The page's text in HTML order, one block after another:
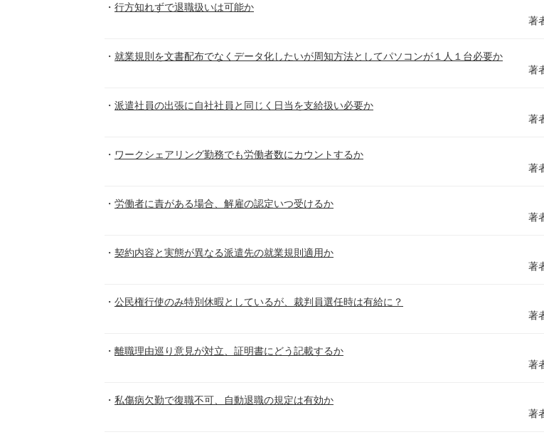
行方知れずで退職扱いは可能か
著
就業規則を文書配布でなくデータ化したいが周知方法としてパソコンが１人１台必要か
著
派遣社員の出張に自社社員と同じく日当を支給扱い必要か
著
ワークシェアリング勤務でも労働者数にカウントするか
著
労働者に責がある場合、解雇の認定いつ受けるか
著
契約内容と実態が異なる派遣先の就業規則適用か
著
公民権行使のみ特別休暇としているが、裁判員選任時は有給に？
著
離職理由巡り意見が対立、証明書にどう記載するか
著
私傷病欠勤で復職不可、自動退職の規定は有効か
著